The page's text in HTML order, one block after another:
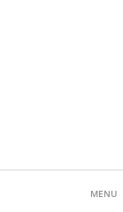
MENU